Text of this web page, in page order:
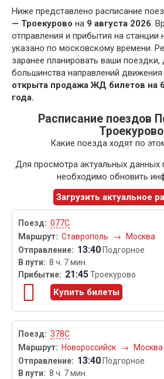
Ниже представлено расписание
— Троекурово на 9 августа 2026.
отправления и прибытия на станции
указано по московскому времени.
заранее планировать ваши поездки,
большинства направлений
открыта продажа ЖД билетов на
года.
Расписание поездов
Троекурово
Какие поезда ходят по
Для просмотра актуальных данных
необходимо обновить
Загрузить актуальное
077С
Ставрополь
→ Москва
13:40 Подгорное
8 ч. 7 мин.
21:45Троекурово
Купить билеты
378С
Новороссийск
→ Москва
13:40 Подгорное
8 ч. 7 мин.